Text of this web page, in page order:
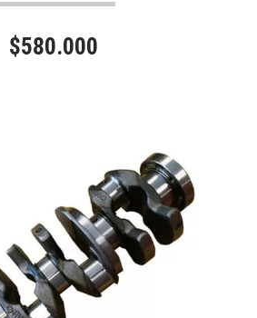
$580.000